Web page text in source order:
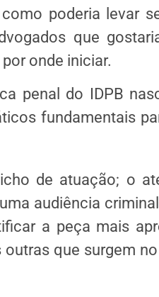
poderia levar
que
onde iniciar.
penal do IDPB
fundamentais
de atuação; o
audiência
a peça mais
que surgem